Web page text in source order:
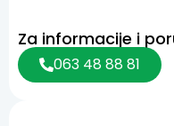
Za informacije i
063 48 88 81